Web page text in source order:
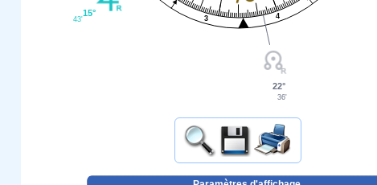
3 4
15°
43'
22°
36'